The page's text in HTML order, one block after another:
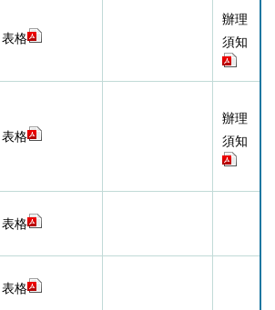
表格
辦理
須知
表格
辦理
須知
表格
表格